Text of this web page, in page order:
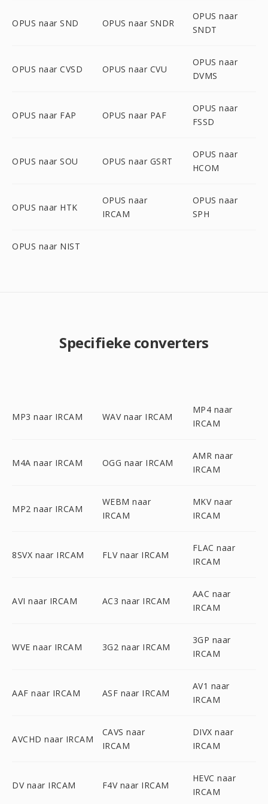
OPUS naar SND OPUS naar SNDR
OPUS naar
SNDT
OPUS naar CVSD OPUS naar CVU
OPUS naar
DVMS
OPUS naar FAP OPUS naar PAF
OPUS naar
FSSD
OPUS naar SOU OPUS naar GSRT
OPUS naar
HCOM
OPUS naar HTK
OPUS naar
IRCAM
OPUS naar
SPH
OPUS naar NIST
Specifieke converters
MP3 naar IRCAM WAV naar IRCAM
MP4 naar
IRCAM
M4A naar IRCAM OGG naar IRCAM
AMR naar
IRCAM
MP2 naar IRCAM
WEBM naar
IRCAM
MKV naar
IRCAM
8SVX naar IRCAM FLV naar IRCAM
FLAC naar
IRCAM
AVI naar IRCAM AC3 naar IRCAM
AAC naar
IRCAM
WVE naar IRCAM 3G2 naar IRCAM
3GP naar
IRCAM
AAF naar IRCAM ASF naar IRCAM
AV1 naar
IRCAM
AVCHD naar IRCAM
CAVS naar
IRCAM
DIVX naar
IRCAM
DV naar IRCAM F4V naar IRCAM
HEVC naar
IRCAM